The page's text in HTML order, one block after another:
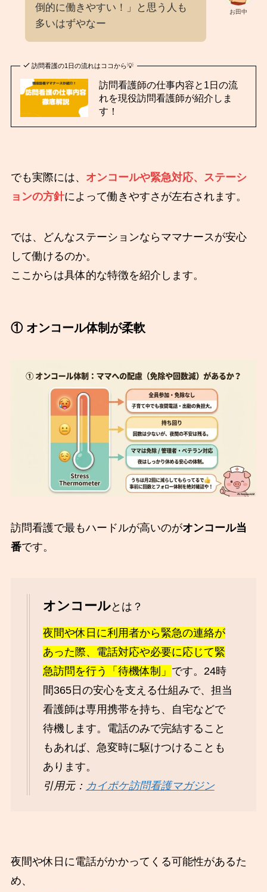
お田中
倒的に働きやすい！」と思う人も
多いはずやなー
訪問看護の1日の流れはココから💡
訪問看護師の仕事内容と1日の流
れを現役訪問看護師が紹介しま
す！
でも実際には、 オンコールや緊急対応、ステーシ
ョンの方針によって働きやすさが左右されます。
では、どんなステーションならママナースが安心
して働けるのか。
ここからは具体的な特徴を紹介します。
① オンコール体制が柔軟
訪問看護で最もハードルが高いのがオンコール当
番です。
オンコールとは？
夜間や休日に利用者から緊急の連絡が
あった際、電話対応や必要に応じて緊
急訪問を行う「待機体制」 です。24時
間365日の安心を支える仕組みで、担当
看護師は専用携帯を持ち、自宅などで
待機します。電話のみで完結すること
もあれば、急変時に駆けつけることも
あります。
引用元： カイポケ訪問看護マガジン
夜間や休日に電話がかかってくる可能性があるた
め、